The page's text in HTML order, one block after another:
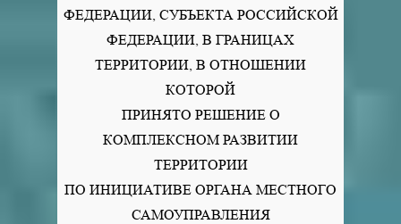
ФЕДЕРАЦИИ, СУБЪЕКТА РОССИЙСКОЙ
ФЕДЕРАЦИИ, В ГРАНИЦАХ
ТЕРРИТОРИИ, В ОТНОШЕНИИ
КОТОРОЙ
ПРИНЯТО РЕШЕНИЕ О
КОМПЛЕКСНОМ РАЗВИТИИ
ТЕРРИТОРИИ
ПО ИНИЦИАТИВЕ ОРГАНА МЕСТНОГО
САМОУПРАВЛЕНИЯ